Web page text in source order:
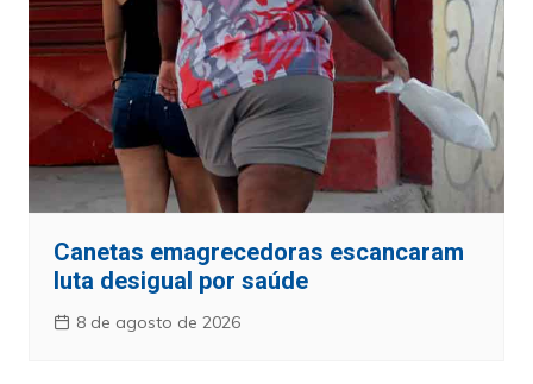
Canetas emagrecedoras escancaram
luta desigual por saúde
8 de agosto de 2026